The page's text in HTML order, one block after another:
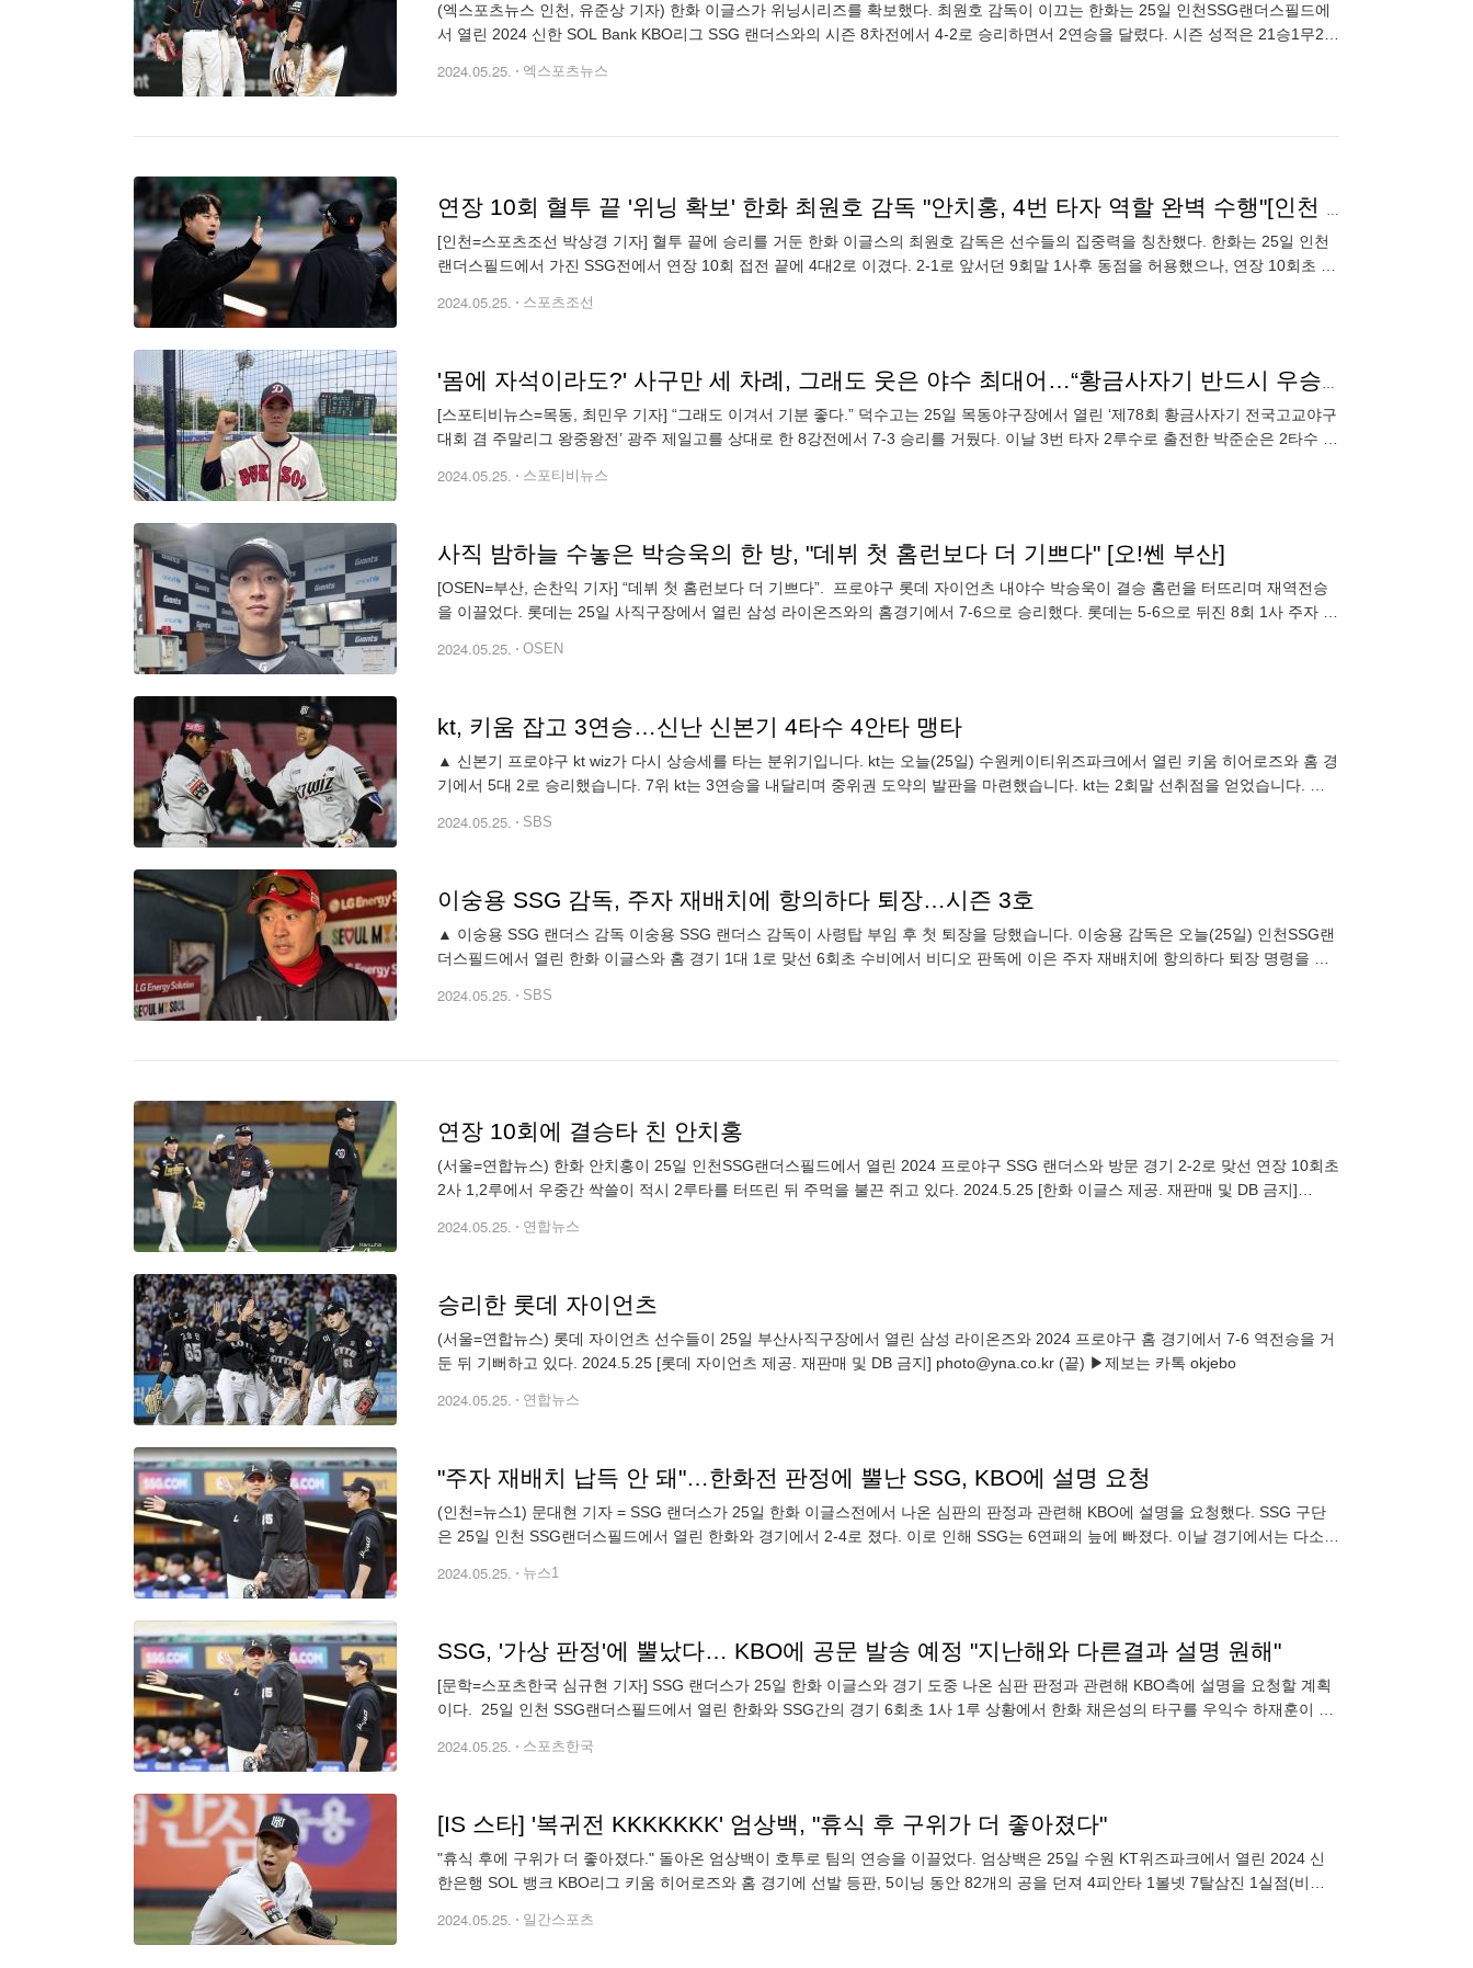
(엑스포츠뉴스 인천, 유준상 기자) 한화 이글스가 위닝시리즈를 확보했다. 최원호 감독이 이끄는 한화는 25일 인천SSG랜더스필드에
서 열린 2024 신한 SOL Bank KBO리그 SSG 랜더스와의 시즌 8차전에서 4-2로 승리하면서 2연승을 달렸다. 시즌 성적은 21승1무29
2024.05.25. 엑스포츠뉴스
연장 10회 혈투 끝 '위닝 확보' 한화 최원호 감독 "안치홍, 4번 타자 역할 완벽 수행"[인천 승장]
[인천=스포츠조선 박상경 기자] 혈투 끝에 승리를 거둔 한화 이글스의 최원호 감독은 선수들의 집중력을 칭찬했다. 한화는 25일 인천
랜더스필드에서 가진 SSG전에서 연장 10회 접전 끝에 4대2로 이겼다. 2-1로 앞서던 9회말 1사후 동점을 허용했으나, 연장 10회초 2
2024.05.25. 스포츠조선
'몸에 자석이라도?' 사구만 세 차례, 그래도 웃은 야수 최대어…“황금사자기 반드시 우승하고파”
[스포티비뉴스=목동, 최민우 기자] “그래도 이겨서 기분 좋다.” 덕수고는 25일 목동야구장에서 열린 ‘제78회 황금사자기 전국고교야구
대회 겸 주말리그 왕중왕전’ 광주 제일고를 상대로 한 8강전에서 7-3 승리를 거뒀다. 이날 3번 타자 2루수로 출전한 박준순은 2타수 1
2024.05.25. 스포티비뉴스
사직 밤하늘 수놓은 박승욱의 한 방, "데뷔 첫 홈런보다 더 기쁘다" [오!쎈 부산]
[OSEN=부산, 손찬익 기자] “데뷔 첫 홈런보다 더 기쁘다”. 프로야구 롯데 자이언츠 내야수 박승욱이 결승 홈런을 터뜨리며 재역전승
을 이끌었다. 롯데는 25일 사직구장에서 열린 삼성 라이온즈와의 홈경기에서 7-6으로 승리했다. 롯데는 5-6으로 뒤진 8회 1사 주자 없
2024.05.25. OSEN
kt, 키움 잡고 3연승…신난 신본기 4타수 4안타 맹타
▲ 신본기 프로야구 kt wiz가 다시 상승세를 타는 분위기입니다. kt는 오늘(25일) 수원케이티위즈파크에서 열린 키움 히어로즈와 홈 경
기에서 5대 2로 승리했습니다. 7위 kt는 3연승을 내달리며 중위권 도약의 발판을 마련했습니다. kt는 2회말 선취점을 얻었습니다. 황
2024.05.25. SBS
이숭용 SSG 감독, 주자 재배치에 항의하다 퇴장…시즌 3호
▲ 이숭용 SSG 랜더스 감독 이숭용 SSG 랜더스 감독이 사령탑 부임 후 첫 퇴장을 당했습니다. 이숭용 감독은 오늘(25일) 인천SSG랜
더스필드에서 열린 한화 이글스와 홈 경기 1대 1로 맞선 6회초 수비에서 비디오 판독에 이은 주자 재배치에 항의하다 퇴장 명령을 받
2024.05.25. SBS
연장 10회에 결승타 친 안치홍
(서울=연합뉴스) 한화 안치홍이 25일 인천SSG랜더스필드에서 열린 2024 프로야구 SSG 랜더스와 방문 경기 2-2로 맞선 연장 10회초
2사 1,2루에서 우중간 싹쓸이 적시 2루타를 터뜨린 뒤 주먹을 불끈 쥐고 있다. 2024.5.25 [한화 이글스 제공. 재판매 및 DB 금지]
2024.05.25. 연합뉴스
승리한 롯데 자이언츠
(서울=연합뉴스) 롯데 자이언츠 선수들이 25일 부산사직구장에서 열린 삼성 라이온즈와 2024 프로야구 홈 경기에서 7-6 역전승을 거
둔 뒤 기뻐하고 있다. 2024.5.25 [롯데 자이언츠 제공. 재판매 및 DB 금지] photo@yna.co.kr (끝) ▶제보는 카톡 okjebo
2024.05.25. 연합뉴스
"주자 재배치 납득 안 돼"…한화전 판정에 뿔난 SSG, KBO에 설명 요청
(인천=뉴스1) 문대현 기자 = SSG 랜더스가 25일 한화 이글스전에서 나온 심판의 판정과 관련해 KBO에 설명을 요청했다. SSG 구단
은 25일 인천 SSG랜더스필드에서 열린 한화와 경기에서 2-4로 졌다. 이로 인해 SSG는 6연패의 늪에 빠졌다. 이날 경기에서는 다소
2024.05.25. 뉴스1
SSG, '가상 판정'에 뿔났다… KBO에 공문 발송 예정 "지난해와 다른결과 설명 원해"
[문학=스포츠한국 심규현 기자] SSG 랜더스가 25일 한화 이글스와 경기 도중 나온 심판 판정과 관련해 KBO측에 설명을 요청할 계획
이다. 25일 인천 SSG랜더스필드에서 열린 한화와 SSG간의 경기 6회초 1사 1루 상황에서 한화 채은성의 타구를 우익수 하재훈이 슬
2024.05.25. 스포츠한국
[IS 스타] '복귀전 KKKKKKK' 엄상백, "휴식 후 구위가 더 좋아졌다"
"휴식 후에 구위가 더 좋아졌다." 돌아온 엄상백이 호투로 팀의 연승을 이끌었다. 엄상백은 25일 수원 KT위즈파크에서 열린 2024 신
한은행 SOL 뱅크 KBO리그 키움 히어로즈와 홈 경기에 선발 등판, 5이닝 동안 82개의 공을 던져 4피안타 1볼넷 7탈삼진 1실점(비자
2024.05.25. 일간스포츠